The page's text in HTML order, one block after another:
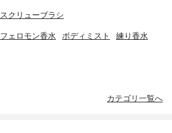
スクリューブラシ
フェロモン香水 ボディミスト 練り香水
カテゴリ一覧へ